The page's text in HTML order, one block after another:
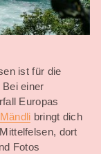
ist für die
einer
Europas
bringt dich
dort
Fotos